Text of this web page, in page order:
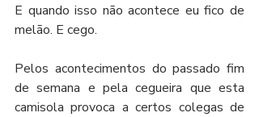
E quando isso não acontece eu fico de
melão. E cego.
Pelos acontecimentos do passado fim
de semana e pela cegueira que esta
camisola provoca a certos colegas de